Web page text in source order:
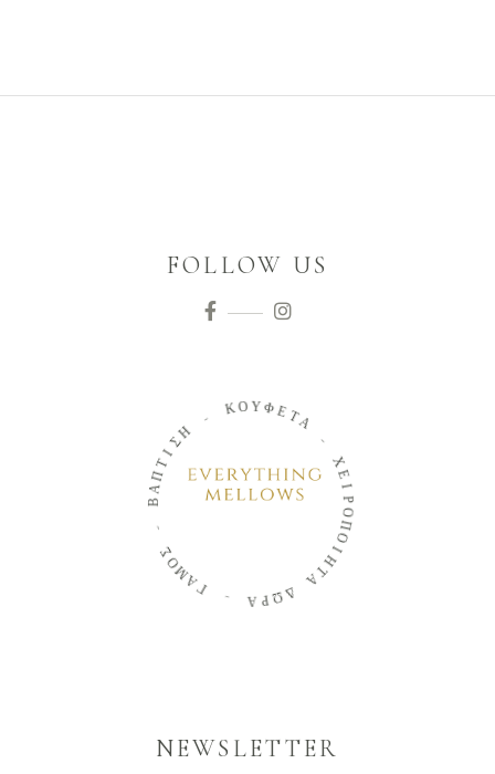
FOLLOW US
Γ
Α
Μ
Ο
Σ
Β
Α
Π
Τ
Ι
Σ
Η
- ΚΟΥΦΕΤΑ
-
Χ
Ε
Ο
Π
Ο
Ι
Η
Τ
Α
Δ
Ω
Ρ
Α
NEWSLETTER